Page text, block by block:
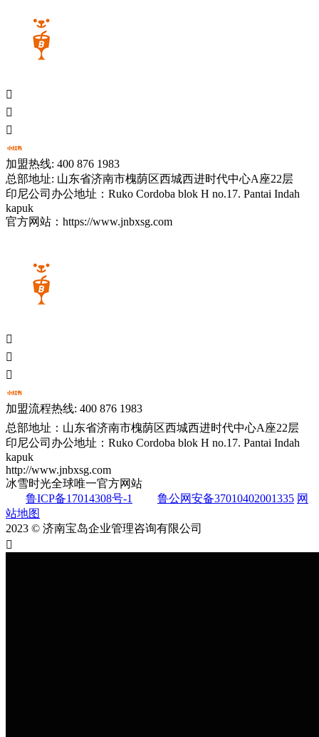



加盟热线: 400 876 1983
总部地址: 山东省济南市槐荫区西城西进时代中心A座22层
印尼公司办公地址：Ruko Cordoba blok H no.17. Pantai Indah
kapuk
官方网站：https://www.jnbxsg.com



加盟流程热线: 400 876 1983
总部地址：山东省济南市槐荫区西城西进时代中心A座22层
印尼公司办公地址：Ruko Cordoba blok H no.17. Pantai Indah
kapuk
http://www.jnbxsg.com
冰雪时光全球唯一官方网站
鲁ICP备17014308号-1
鲁公网安备37010402001335 网
站地图
2023 © 济南宝岛企业管理咨询有限公司
